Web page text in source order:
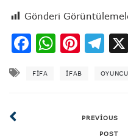
Gönderi
Facebook
FIFA İFAB
PREVIOUS
POST